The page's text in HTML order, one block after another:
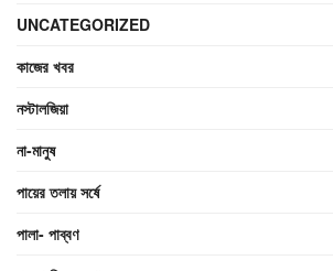
UNCATEGORIZED
কাজের খবর
নস্টালজিয়া
না-মানুষ
পায়ের তলায় সর্ষে
পালা- পাব্বণ